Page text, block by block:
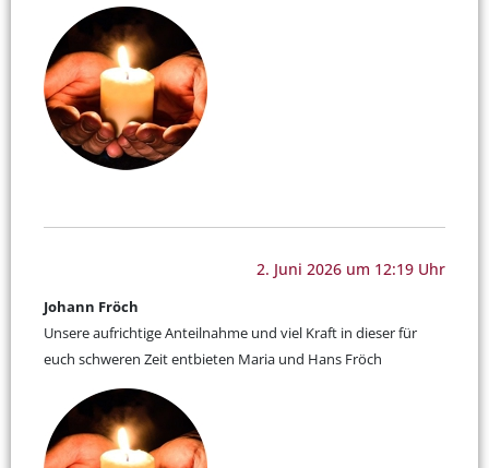
2. Juni 2026 um 12:19 Uhr
Johann Fröch
Unsere aufrichtige Anteilnahme und viel Kraft in dieser für
euch schweren Zeit entbieten Maria und Hans Fröch